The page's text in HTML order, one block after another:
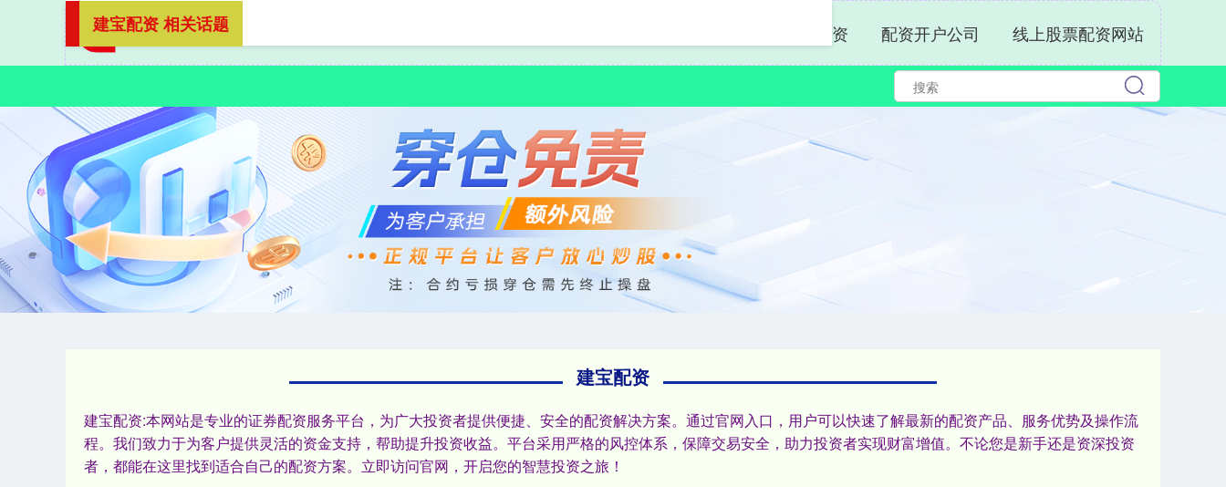
专业外汇配资 配资开户公司 线上股票配资网站
建宝配资
建宝配资:本网站是专业的证券配资服务平台，为广大投资者提供便捷、安全的配资解决方案。通过官网入口，用户可以快速了解最新的配资产品、服务优势及操作流
程。我们致力于为客户提供灵活的资金支持，帮助提升投资收益。平台采用严格的风控体系，保障交易安全，助力投资者实现财富增值。不论您是新手还是资深投资
者，都能在这里找到适合自己的配资方案。立即访问官网，开启您的智慧投资之旅！
建宝配资 相关话题